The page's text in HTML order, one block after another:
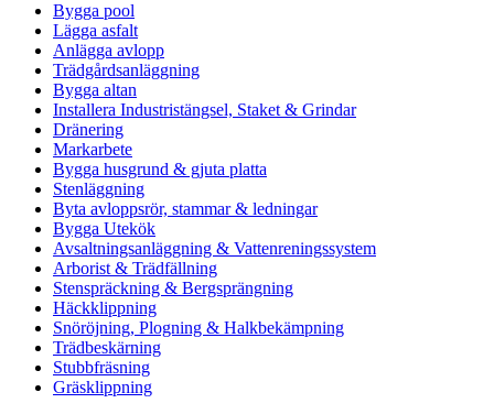
Bygga pool
Lägga asfalt
Anlägga avlopp
Trädgårdsanläggning
Bygga altan
Installera Industristängsel, Staket & Grindar
Dränering
Markarbete
Bygga husgrund & gjuta platta
Stenläggning
Byta avloppsrör, stammar & ledningar
Bygga Utekök
Avsaltningsanläggning & Vattenreningssystem
Arborist & Trädfällning
Stenspräckning & Bergsprängning
Häckklippning
Snöröjning, Plogning & Halkbekämpning
Trädbeskärning
Stubbfräsning
Gräsklippning